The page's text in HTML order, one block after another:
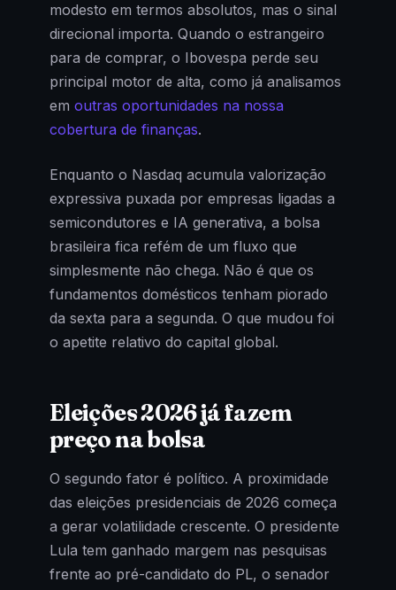
modesto em termos absolutos, mas o sinal
direcional importa. Quando o estrangeiro
para de comprar, o Ibovespa perde seu
principal motor de alta, como já analisamos
em outras oportunidades na nossa
cobertura de finanças.
Enquanto o Nasdaq acumula valorização
expressiva puxada por empresas ligadas a
semicondutores e IA generativa, a bolsa
brasileira fica refém de um fluxo que
simplesmente não chega. Não é que os
fundamentos domésticos tenham piorado
da sexta para a segunda. O que mudou foi
o apetite relativo do capital global.
Eleições 2026 já fazem
preço na bolsa
O segundo fator é político. A proximidade
das eleições presidenciais de 2026 começa
a gerar volatilidade crescente. O presidente
Lula tem ganhado margem nas pesquisas
frente ao pré-candidato do PL, o senador